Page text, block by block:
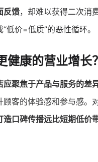
反馈，却难以获得二次消
低价=低质”的恶性循环。
健康的营业增长？
应聚焦于产品与服务的差
顾客的体验感和参与感。
造口碑传播远比短期低价